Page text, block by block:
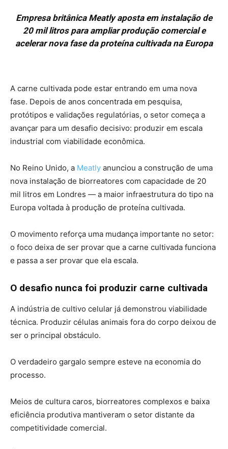
Empresa britânica Meatly aposta em instalação de
20 mil litros para ampliar produção comercial e
acelerar nova fase da proteína cultivada na Europa
A carne cultivada pode estar entrando em uma nova
fase. Depois de anos concentrada em pesquisa,
protótipos e validações regulatórias, o setor começa a
avançar para um desafio decisivo: produzir em escala
industrial com viabilidade econômica.
No Reino Unido, a Meatly anunciou a construção de uma
nova instalação de biorreatores com capacidade de 20
mil litros em Londres — a maior infraestrutura do tipo na
Europa voltada à produção de proteína cultivada.
O movimento reforça uma mudança importante no setor:
o foco deixa de ser provar que a carne cultivada funciona
e passa a ser provar que ela escala.
O desafio nunca foi produzir carne cultivada
A indústria de cultivo celular já demonstrou viabilidade
técnica. Produzir células animais fora do corpo deixou de
ser o principal obstáculo.
O verdadeiro gargalo sempre esteve na economia do
processo.
Meios de cultura caros, biorreatores complexos e baixa
eficiência produtiva mantiveram o setor distante da
competitividade comercial.